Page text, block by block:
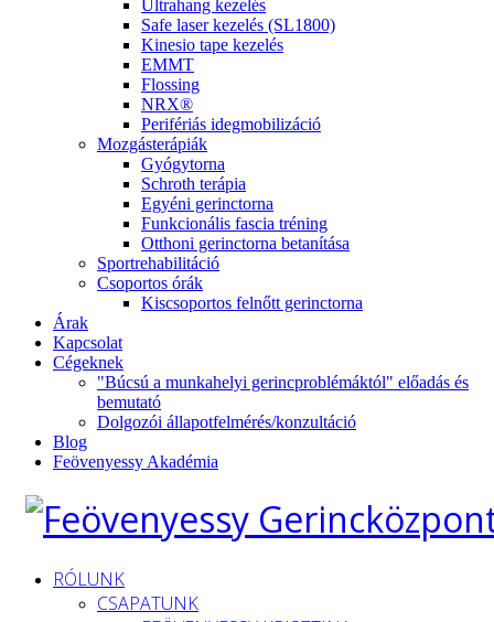
Ultrahang kezelés
Safe laser kezelés (SL1800)
Kinesio tape kezelés
EMMT
Flossing
NRX®
Perifériás idegmobilizáció
Mozgásterápiák
Gyógytorna
Schroth terápia
Egyéni gerinctorna
Funkcionális fascia tréning
Otthoni gerinctorna betanítása
Sportrehabilitáció
Csoportos órák
Kiscsoportos felnőtt gerinctorna
Árak
Kapcsolat
Cégeknek
"Búcsú a munkahelyi gerincproblémáktól" előadás és
bemutató
Dolgozói állapotfelmérés/konzultáció
Blog
Feövenyessy Akadémia
RÓLUNK
CSAPATUNK